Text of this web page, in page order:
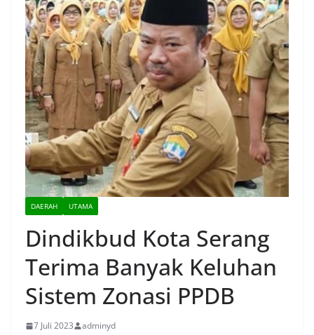
DAERAH UTAMA
Dindikbud Kota Serang
Terima Banyak Keluhan
Sistem Zonasi PPDB
7 Juli 2023 adminyd